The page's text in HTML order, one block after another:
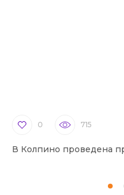
0 715
В Колпино проведена